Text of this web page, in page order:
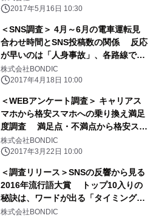
2017年5月16日 10:30
＜SNS調査＞ 4月～6月の電車運転見
合わせ時間とSNS投稿数の関係 反応
が早いのは「人身事故」、各路線で投
稿数の差も判明
株式会社BONDIC
2017年4月18日 10:00
＜WEBアンケート調査＞ キャリアス
マホから格安スマホへの乗り換え満足
度調査 満足点・不満点から格安スマ
ホに向いている人が判明！
株式会社BONDIC
2017年3月22日 10:00
＜調査リリース＞SNSの反響から見る
2016年流行語大賞 トップ10入りの
秘訣は、ワードが出る「タイミング」
だった！
株式会社BONDIC